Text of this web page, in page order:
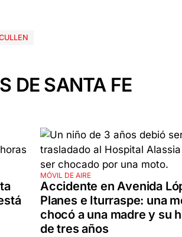
DE SANTA FE
MÓVIL DE AIRE
Accidente en Avenida
Planes e Iturraspe: una
chocó a una madre y su
de tres años